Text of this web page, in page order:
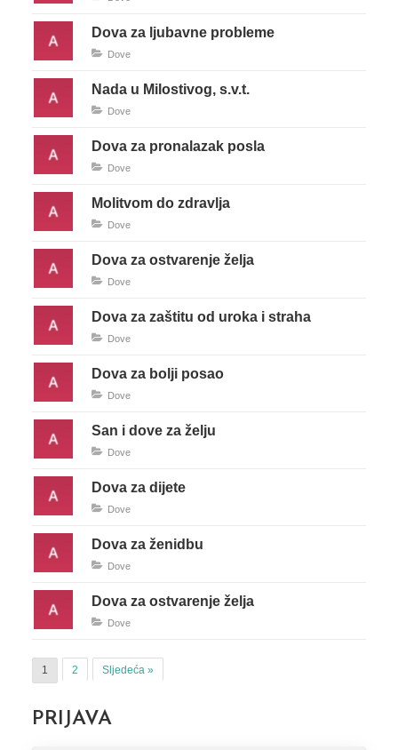
Dova za ljubavne probleme
Dove
Nada u Milostivog, s.v.t.
Dove
Dova za pronalazak posla
Dove
Molitvom do zdravlja
Dove
Dova za ostvarenje želja
Dove
Dova za zaštitu od uroka i straha
Dove
Dova za bolji posao
Dove
San i dove za želju
Dove
Dova za dijete
Dove
Dova za ženidbu
Dove
Dova za ostvarenje želja
Dove
1 2 Sljedeća »
PRIJAVA